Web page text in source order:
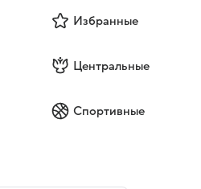
Избранные
Центральные
Спортивные